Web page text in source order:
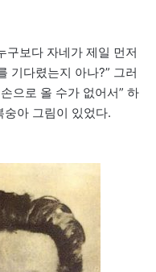
구보다 자네가 제일 먼저
기다렸는지 아나?” 그러
으로 올 수가 없어서” 하
아 그림이 있었다.